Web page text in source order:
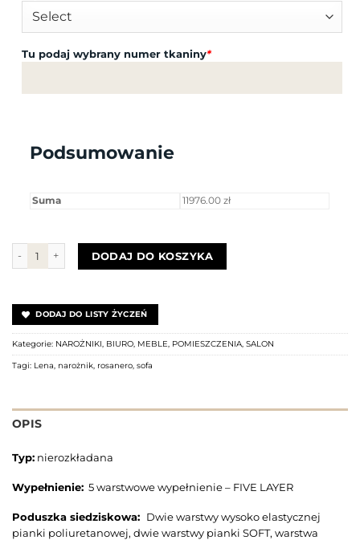
Tu podaj wybrany numer tkaniny*
Podsumowanie
Suma 11976.00 zł
ilość Narożnik LENA Rosanero
DODAJ DO KOSZYKA
DODAJ DO LISTY ŻYCZEŃ
Kategorie: NAROŻNIKI, BIURO, MEBLE, POMIESZCZENIA, SALON
Tagi: Lena, narożnik, rosanero, sofa
OPIS
Typ: nierozkładana
Wypełnienie: 5 warstwowe wypełnienie – FIVE LAYER
Poduszka siedziskowa: Dwie warstwy wysoko elastycznej
pianki poliuretanowej, dwie warstwy pianki SOFT, warstwa